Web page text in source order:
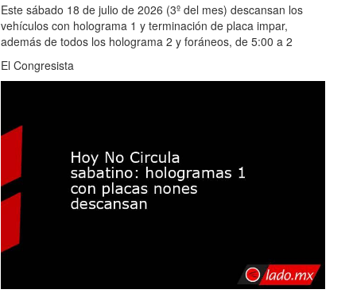
Este sábado 18 de julio de 2026 (3º del mes) descansan los
vehículos con holograma 1 y terminación de placa impar,
además de todos los holograma 2 y foráneos, de 5:00 a 2
El Congresista